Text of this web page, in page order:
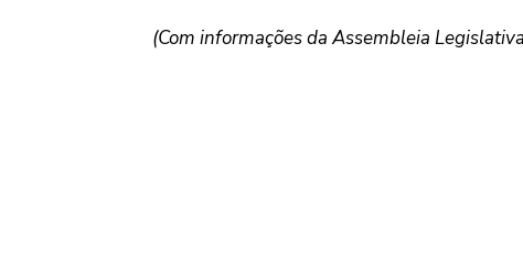
(Com informações da Assembleia